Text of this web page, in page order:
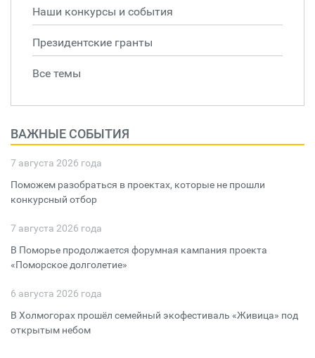
Наши конкурсы и события
Президентские гранты
Все темы
ВАЖНЫЕ СОБЫТИЯ
7 августа 2026 года
Поможем разобраться в проектах, которые не прошли
конкурсный отбор
7 августа 2026 года
В Поморье продолжается форумная кампания проекта
«Поморское долголетие»
6 августа 2026 года
В Холмогорах прошёл семейный экофестиваль «Живица» под
открытым небом